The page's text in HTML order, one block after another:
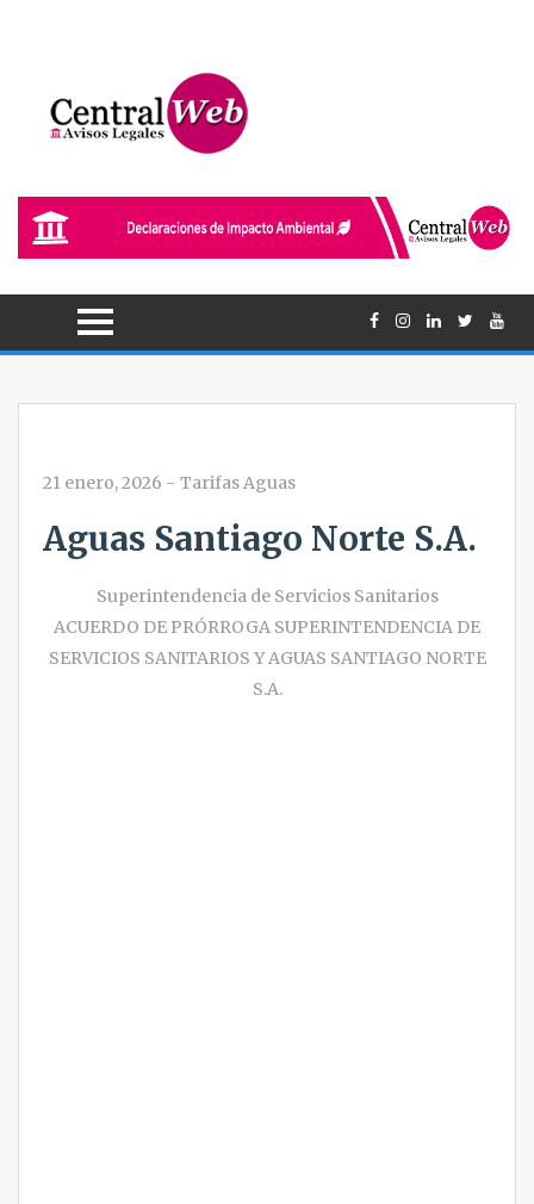
21 enero, 2026 - Tarifas Aguas
Aguas Santiago Norte S.A.
Superintendencia de Servicios Sanitarios
ACUERDO DE PRÓRROGA SUPERINTENDENCIA DE
SERVICIOS SANITARIOS Y AGUAS SANTIAGO NORTE
S.A.